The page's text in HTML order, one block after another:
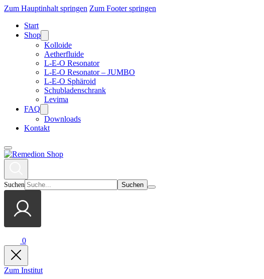
Zum Hauptinhalt springen Zum Footer springen
Start
Shop
Kolloide
Aetherfluide
L-E-O Resonator
L-E-O Resonator – JUMBO
L-E-O Sphäroid
Schubladenschrank
Levima
FAQ
Downloads
Kontakt
Suchen
0
Zum Institut